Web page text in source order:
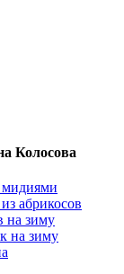
Колосова
мидиями
абрикосов
на зиму
на зиму